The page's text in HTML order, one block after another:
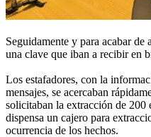
Seguidamente y para acabar
una clave que iban a recibir en
Los estafadores, con la
mensajes, se acercaban
solicitaban la extracción de 200
dispensa un cajero para
ocurrencia de los hechos.